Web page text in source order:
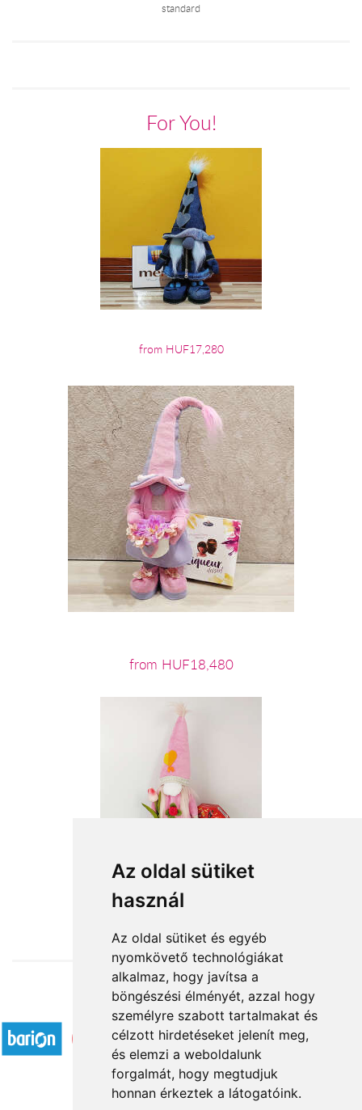
Az oldal sütiket
használ
Az oldal sütiket és egyéb
nyomkövető technológiákat
alkalmaz, hogy javítsa a
böngészési élményét, azzal hogy
személyre szabott tartalmakat és
célzott hirdetéseket jelenít meg,
és elemzi a weboldalunk
forgalmát, hogy megtudjuk
honnan érkeztek a látogatóink.
standard
For You!
from HUF17,280
from HUF18,480
from HUF13,200
Accepted payment methods